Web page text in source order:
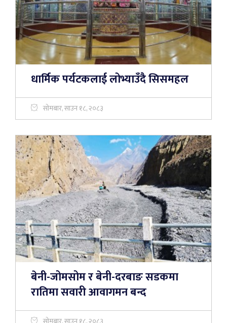
धार्मिक पर्यटकलाई लोभ्याउँदै सिसमहल
सोमबार, साउन १८, २०८३
बेनी-जोमसोम र बेनी-दरबाङ सडकमा
रातिमा सवारी आवागमन बन्द